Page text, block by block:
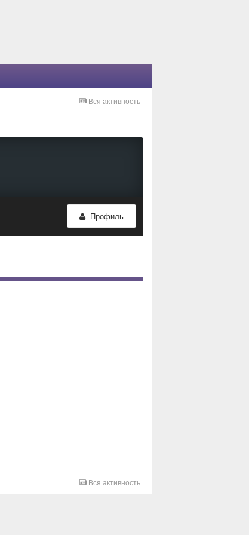
Вся активность
Профиль
Вся активность